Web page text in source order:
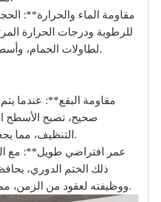
للرطوبة ودرجات الحرارة
لطاولات الحمام، وأسطح المطبخ، وطاولات الطعام.
صحيح، تصبح الأسطح
التنظيف، مما يجعلها مثالية للاستخدام اليومي.
ذلك الختم الدوري،
ووظيفته لعقود من الزمن، مما يجعله استثمارًا طويل الأمد.